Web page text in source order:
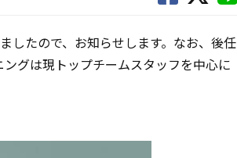
したので、お知らせします。なお、後任
グは現トップチームスタッフを中心に